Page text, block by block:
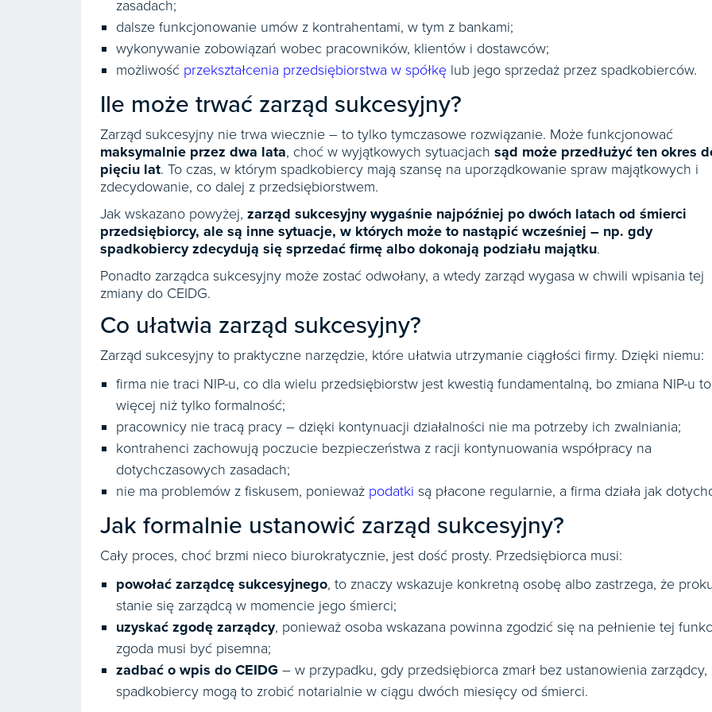
zasadach;
dalsze funkcjonowanie umów z kontrahentami, w tym z bankami;
wykonywanie zobowiązań wobec pracowników, klientów i dostawców;
możliwość przekształcenia przedsiębiorstwa w spółkę lub jego sprzedaż przez spadkobierców.
Ile może trwać zarząd sukcesyjny?
Zarząd sukcesyjny nie trwa wiecznie – to tylko tymczasowe rozwiązanie. Może funkcjonować
maksymalnie przez dwa lata, choć w wyjątkowych sytuacjach sąd może przedłużyć ten okres
pięciu lat. To czas, w którym spadkobiercy mają szansę na uporządkowanie spraw majątkowych i
zdecydowanie, co dalej z przedsiębiorstwem.
Jak wskazano powyżej, zarząd sukcesyjny wygaśnie najpóźniej po dwóch latach od śmierci
przedsiębiorcy, ale są inne sytuacje, w których może to nastąpić wcześniej – np. gdy
spadkobiercy zdecydują się sprzedać firmę albo dokonają podziału majątku.
Ponadto zarządca sukcesyjny może zostać odwołany, a wtedy zarząd wygasa w chwili wpisania tej
zmiany do CEIDG.
Co ułatwia zarząd sukcesyjny?
Zarząd sukcesyjny to praktyczne narzędzie, które ułatwia utrzymanie ciągłości firmy. Dzięki niemu:
firma nie traci NIP-u, co dla wielu przedsiębiorstw jest kwestią fundamentalną, bo zmiana NIP-u
więcej niż tylko formalność;
pracownicy nie tracą pracy – dzięki kontynuacji działalności nie ma potrzeby ich zwalniania;
kontrahenci zachowują poczucie bezpieczeństwa z racji kontynuowania współpracy na
dotychczasowych zasadach;
nie ma problemów z fiskusem, ponieważ podatki są płacone regularnie, a firma działa jak
Jak formalnie ustanowić zarząd sukcesyjny?
Cały proces, choć brzmi nieco biurokratycznie, jest dość prosty. Przedsiębiorca musi:
powołać zarządcę sukcesyjnego, to znaczy wskazuje konkretną osobę albo zastrzega, że
stanie się zarządcą w momencie jego śmierci;
uzyskać zgodę zarządcy, ponieważ osoba wskazana powinna zgodzić się na pełnienie tej
zgoda musi być pisemna;
zadbać o wpis do CEIDG – w przypadku, gdy przedsiębiorca zmarł bez ustanowienia zarządcy,
spadkobiercy mogą to zrobić notarialnie w ciągu dwóch miesięcy od śmierci.